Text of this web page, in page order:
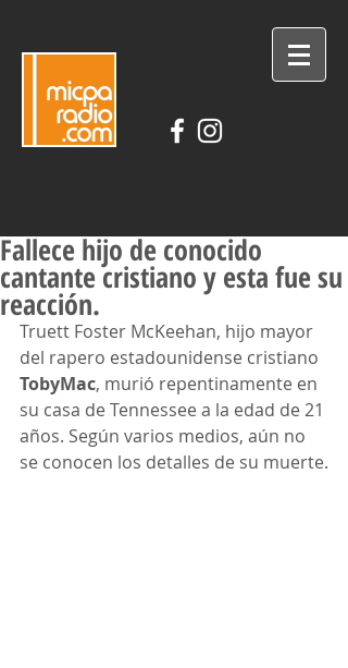
DESCARGA LA APLICACIÓN
Fallece hijo de conocido
cantante cristiano y esta fue su
reacción.
Truett Foster McKeehan, hijo mayor
del rapero estadounidense cristiano
TobyMac, murió repentinamente en
su casa de Tennessee a la edad de 21
años. Según varios medios, aún no
se conocen los detalles de su muerte.